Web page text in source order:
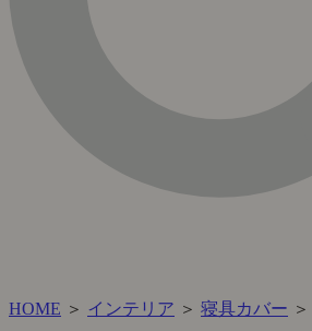
HOME ＞ インテリア ＞ 寝具カバー ＞